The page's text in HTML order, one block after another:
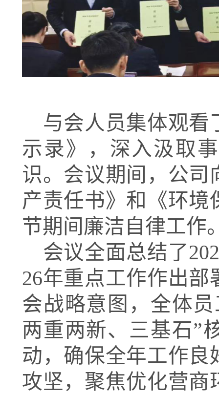
与会人员集体观看
示录》，深入汲取
识。会议期间，公司
产责任书》和《环
节期间廉洁自律工作
会议全面总结了
26年重点工作作出
会战略意图，全体
两重两新、三基石”
动，确保全年工作良
攻坚，聚焦优化营商